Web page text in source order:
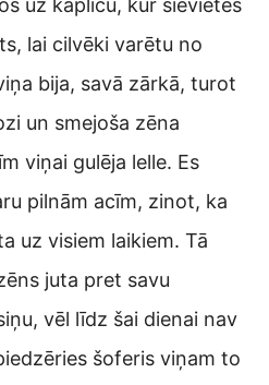
uz kapliču, kur sievietes
lai cilvēki varētu no
bija, savā zārkā, turot
un smejoša zēna
viņai gulēja lelle. Es
pilnām acīm, zinot, ka
uz visiem laikiem. Tā
juta pret savu
vēl līdz šai dienai nav
šoferis viņam to